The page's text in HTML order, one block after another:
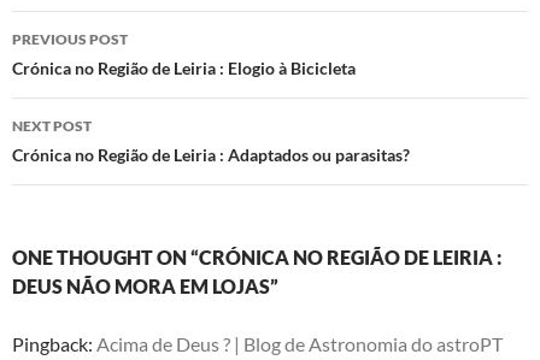
Post
navigation
PREVIOUS POST
Crónica no Região de Leiria : Elogio à Bicicleta
NEXT POST
Crónica no Região de Leiria : Adaptados ou parasitas?
ONE THOUGHT ON “CRÓNICA NO REGIÃO DE LEIRIA :
DEUS NÃO MORA EM LOJAS”
Pingback: Acima de Deus ? | Blog de Astronomia do astroPT